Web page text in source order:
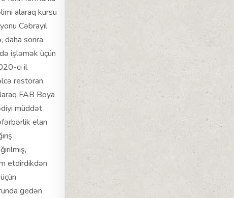
alaraq kursu
Cəbrayıl
daha sonra
işləmək üçün
ci il
restoran
FAB Boya
müddət
elan
etdirdikdən
gedən